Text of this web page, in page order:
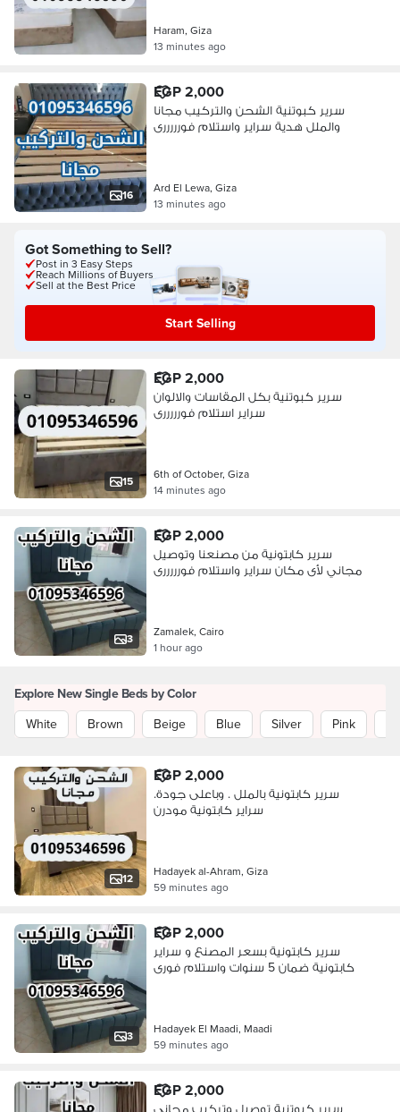
Haram, Giza
13 minutes ago
16
EGP 2,000
سرير كبوتنية الشحن والتركيب مجانا
والملل هدية سراير واستلام فورررررى
Ard El Lewa, Giza
13 minutes ago
Got Something to Sell?
Post in 3 Easy Steps
Reach Millions of Buyers
Sell at the Best Price
Start Selling
15
EGP 2,000
سرير كبوتنية بكل المقاسات والالوان
سراير استلام فورررررى
6th of October, Giza
14 minutes ago
3
EGP 2,000
سرير كابتونية من مصنعنا وتوصيل
مجاني لأى مكان سراير واستلام فورررررى
Zamalek, Cairo
1 hour ago
Explore New Single Beds by Color
White
Brown Beige Blue Silver Pink
12
EGP 2,000
سرير كابتونية بالملل . وباعلى جودة.
سراير كابتونية مودرن
Hadayek al-Ahram, Giza
59 minutes ago
3
EGP 2,000
سرير كابتونية بسعر المصنع و سراير
كابتونية ضمان 5 سنوات واستلام فورى
Hadayek El Maadi, Maadi
59 minutes ago
EGP 2,000
سرير كبوتنية توصيل وتركيب مجاني